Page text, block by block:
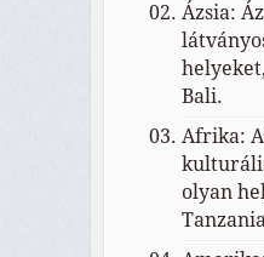
Ázsia:
Bali.
Afrika:
olyan